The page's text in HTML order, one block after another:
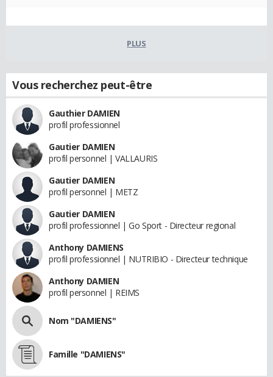
PLUS
Vous recherchez peut-être
Gauthier DAMIEN
profil professionnel
Gautier DAMIEN
profil personnel | VALLAURIS
Gautier DAMIEN
profil personnel | METZ
Gautier DAMIEN
profil professionnel | Go Sport - Directeur regional
Anthony DAMIENS
profil professionnel | NUTRIBIO - Directeur technique
Anthony DAMIEN
profil personnel | REIMS
Nom "DAMIENS"
Famille "DAMIENS"